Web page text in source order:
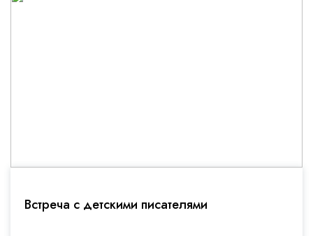
Встреча с детскими писателями